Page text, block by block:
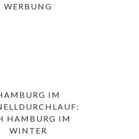
WERBUNG
IM
HAMBURG IM
WINTER